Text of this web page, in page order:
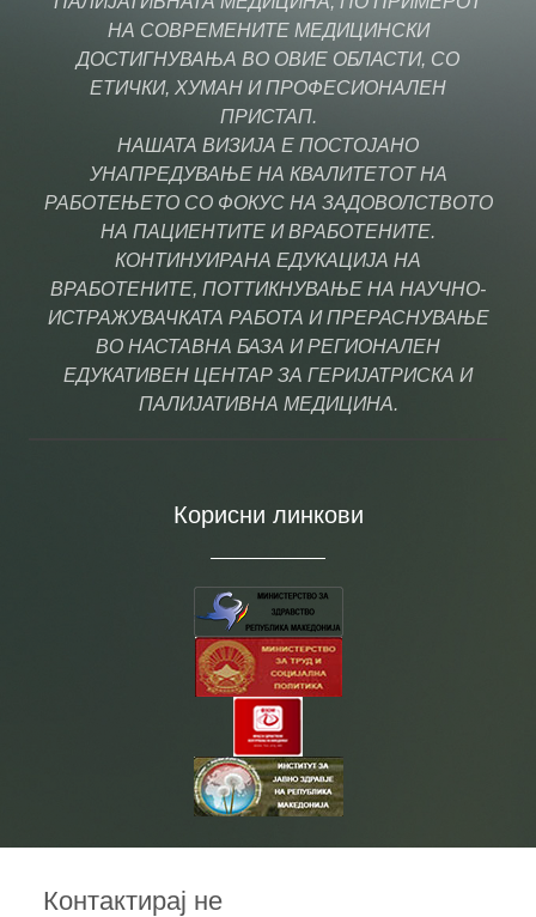
НА СОВРЕМЕНИТЕ МЕДИЦИНСКИ
ДОСТИГНУВАЊА ВО ОВИЕ ОБЛАСТИ, СО
ЕТИЧКИ, ХУМАН И ПРОФЕСИОНАЛЕН
ПРИСТАП.
НАШАТА ВИЗИЈА Е ПОСТОЈАНО
УНАПРЕДУВАЊЕ НА КВАЛИТЕТОТ НА
РАБОТЕЊЕТО СО ФОКУС НА ЗАДОВОЛСТВОТО
НА ПАЦИЕНТИТЕ И ВРАБОТЕНИТЕ.
КОНТИНУИРАНА ЕДУКАЦИЈА НА
ВРАБОТЕНИТЕ, ПОТТИКНУВАЊЕ НА НАУЧНО-
ИСТРАЖУВАЧКАТА РАБОТА И ПРЕРАСНУВАЊЕ
ВО НАСТАВНА БАЗА И РЕГИОНАЛЕН
ЕДУКАТИВЕН ЦЕНТАР ЗА ГЕРИЈАТРИСКА И
ПАЛИЈАТИВНА МЕДИЦИНА.
Корисни линкови
Контактирај не